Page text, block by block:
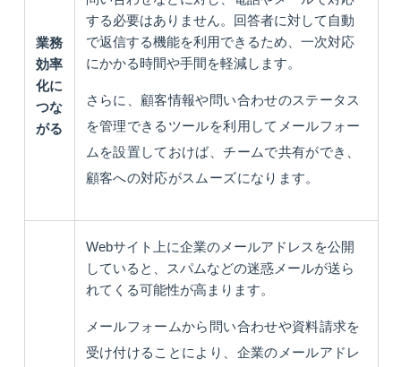
業務
効率
化に
つな
がる
する必要はありません。回答者に対して自動
で返信する機能を利用できるため、一次対応
にかかる時間や手間を軽減します。
さらに、顧客情報や問い合わせのステータス
を管理できるツールを利用してメールフォー
ムを設置しておけば、チームで共有ができ、
顧客への対応がスムーズになります。
Webサイト上に企業のメールアドレスを公開
していると、スパムなどの迷惑メールが送ら
れてくる可能性が高まります。
メールフォームから問い合わせや資料請求を
受け付けることにより、企業のメールアドレ